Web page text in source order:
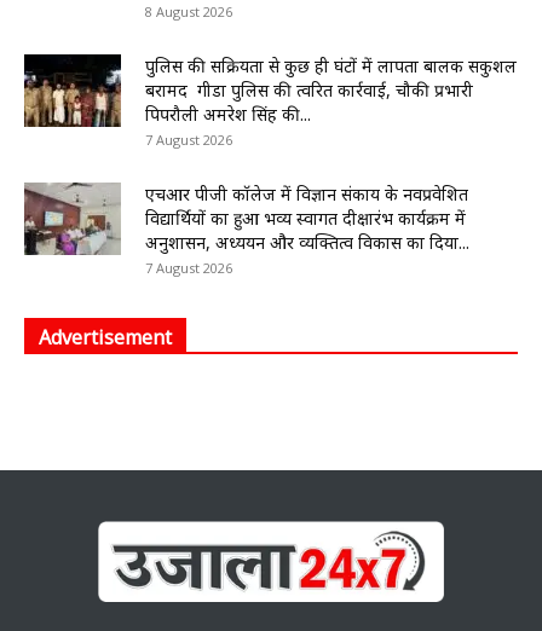
8 August 2026
पुलिस की सक्रियता से कुछ ही घंटों में लापता बालक सकुशल
बरामद गीडा पुलिस की त्वरित कार्रवाई, चौकी प्रभारी
पिपरौली अमरेश सिंह की...
7 August 2026
एचआर पीजी कॉलेज में विज्ञान संकाय के नवप्रवेशित
विद्यार्थियों का हुआ भव्य स्वागत दीक्षारंभ कार्यक्रम में
अनुशासन, अध्ययन और व्यक्तित्व विकास का दिया...
7 August 2026
Advertisement